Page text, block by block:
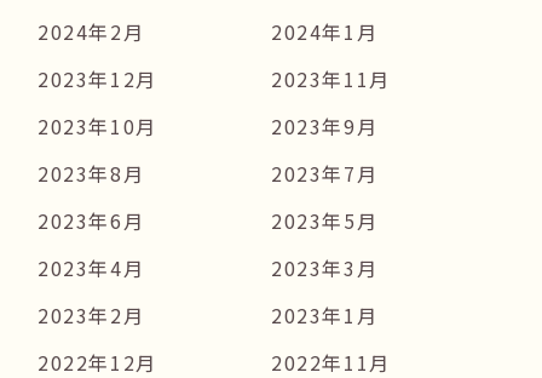
2024年2月
2024年1月
2023年12月
2023年11月
2023年10月
2023年9月
2023年8月
2023年7月
2023年6月
2023年5月
2023年4月
2023年3月
2023年2月
2023年1月
2022年12月
2022年11月